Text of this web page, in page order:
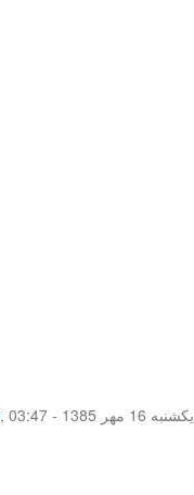
,
یکشنبه 16 مهر 1385 - 03:47